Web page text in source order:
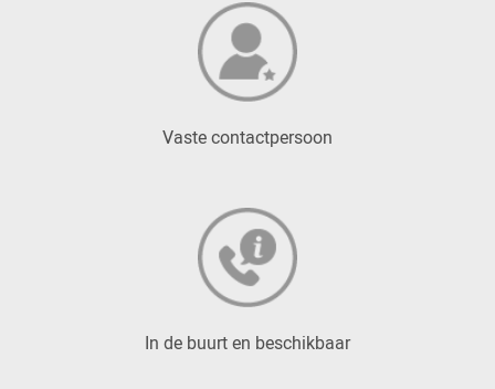
Vaste contactpersoon
In de buurt en beschikbaar